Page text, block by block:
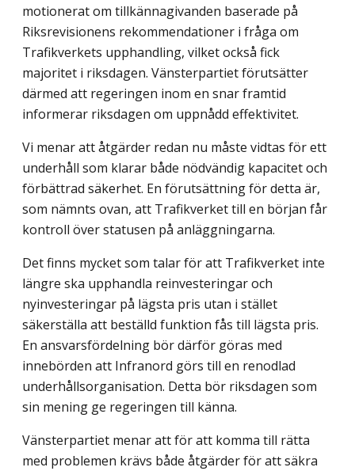
motionerat om tillkännagivanden baserade på
Riksrevisionens rekommendationer i fråga om
Trafikverkets upphandling, vilket också fick
majoritet i riksdagen. Vänsterpartiet förutsätter
därmed att regeringen inom en snar framtid
informerar riksdagen om uppnådd effektivitet.
Vi menar att åtgärder redan nu måste vidtas för ett
underhåll som klarar både nödvändig kapacitet och
förbättrad säkerhet. En förutsättning för detta är,
som nämnts ovan, att Trafikverket till en början får
kontroll över statusen på anläggningarna.
Det finns mycket som talar för att Trafikverket inte
längre ska upphandla reinvesteringar och
nyinvesteringar på lägsta pris utan i stället
säkerställa att beställd funktion fås till lägsta pris.
En ansvarsfördelning bör därför göras med
innebörden att Infranord görs till en renodlad
underhållsorganisation. Detta bör riksdagen som
sin mening ge regeringen till känna.
Vänsterpartiet menar att för att komma till rätta
med problemen krävs både åtgärder för att säkra